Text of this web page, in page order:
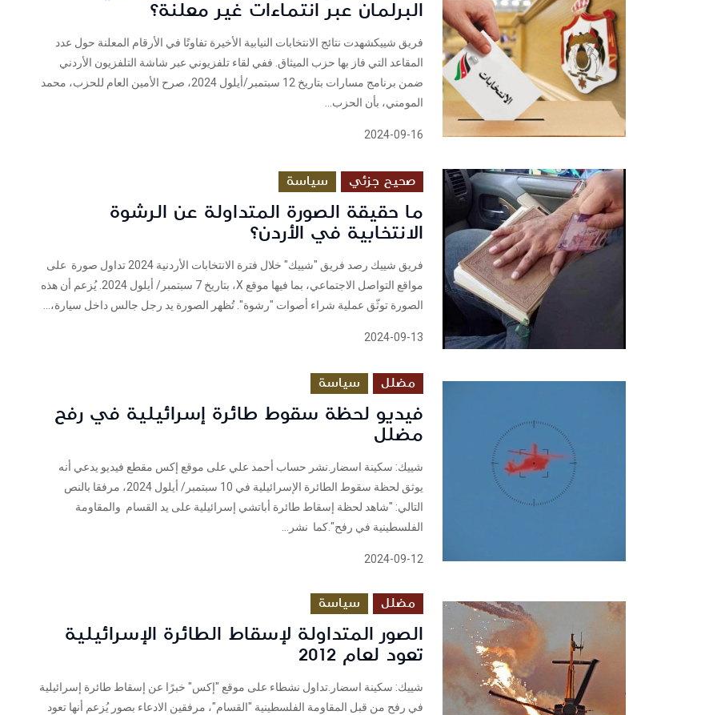
البرلمان عبر انتماءات غير معلنة؟
فريق شييكشهدت نتائج الانتخابات النيابية الأخيرة تفاوتًا في الأرقام المعلنة حول عدد
المقاعد التي فاز بها حزب الميثاق. ففي لقاء تلفزيوني عبر شاشة التلفزيون الأردني
ضمن برنامج مسارات بتاريخ 12 سبتمبر/أيلول 2024، صرح الأمين العام للحزب، محمد
المومني، بأن الحزب...
2024-09-16
صحيح جزئي سياسة
ما حقيقة الصورة المتداولة عن الرشوة
الانتخابية في الأردن؟
فريق شييك رصد فريق "شييك" خلال فترة الانتخابات الأردنية 2024 تداول صورة على
مواقع التواصل الاجتماعي، بما فيها موقع X، بتاريخ 7 سبتمبر/ أيلول 2024. يُزعم أن هذه
الصورة توثّق عملية شراء أصوات "رشوة". تُظهر الصورة يد رجل جالس داخل سيارة،...
2024-09-13
مضلل سياسة
فيديو لحظة سقوط طائرة إسرائيلية في رفح
مضلل
شييك: سكينة اسضار.نشر حساب أحمد علي على موقع إكس مقطع فيديو يدعي أنه
يوثق لحظة سقوط الطائرة الإسرائيلية في 10 سبتمبر/ أيلول 2024، مرفقا بالنص
التالي: "شاهد لحظة إسقاط طائرة أباتشي إسرائيلية على يد القسام والمقاومة
الفلسطينية في رفح".كما نشر...
2024-09-12
مضلل سياسة
الصور المتداولة لإسقاط الطائرة الإسرائيلية
تعود لعام 2012
شييك: سكينة اسضار.تداول نشطاء على موقع "إكس" خبرًا عن إسقاط طائرة إسرائيلية
في رفح من قبل المقاومة الفلسطينية "القسام"، مرفقين الادعاء بصور يُزعم أنها تعود